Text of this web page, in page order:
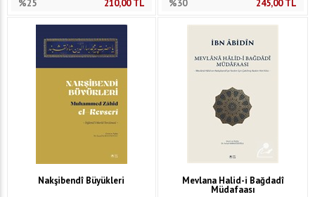
%25
210,00TL
%30
245,00TL
Nakşibendî Büyükleri Mevlana Halid-i Bağdadî
Müdafaası